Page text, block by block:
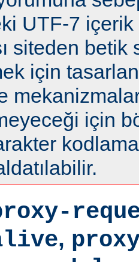
UTF-7
siteden betik
için
için
,